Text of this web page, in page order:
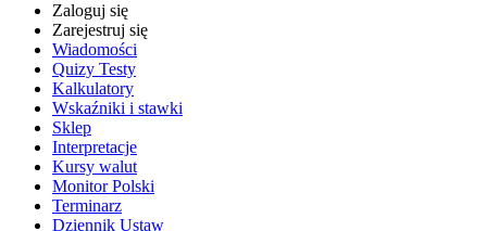
Zaloguj się
Zarejestruj się
Wiadomości
Quizy Testy
Kalkulatory
Wskaźniki i stawki
Sklep
Interpretacje
Kursy walut
Monitor Polski
Terminarz
Dziennik Ustaw